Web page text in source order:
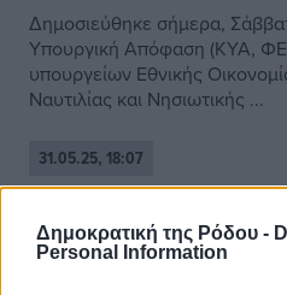
Δημοκρατική της Ρόδου -
Personal Information
Δημοσιεύθηκε σήμερα,
Υπουργική Απόφαση (ΚΥΑ,
υπουργείων Εθνικής
Ναυτιλίας και Νησιωτικής ...
31.05.25, 18:07